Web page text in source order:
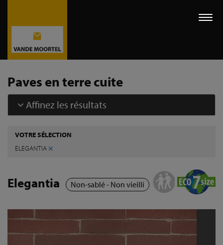
Paves en terre cuite
Affinez les résultats
VOTRE SÉLECTION
ELEGANTIA ×
Elegantia Non-sablé - Non vieilli